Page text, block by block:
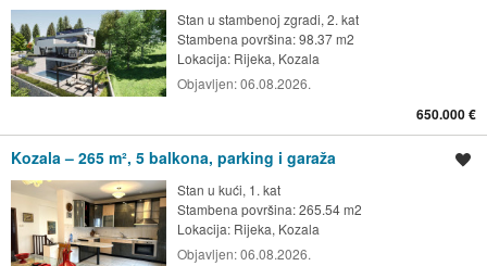
Stan u stambenoj zgradi, 2. kat
Stambena površina: 98.37 m2
Lokacija: Rijeka, Kozala
Objavljen:06.08.2026.
650.000 €
Kozala – 265 m², 5 balkona, parking i garaža
Stan u kući, 1. kat
Stambena površina: 265.54 m2
Lokacija: Rijeka, Kozala
Objavljen:06.08.2026.